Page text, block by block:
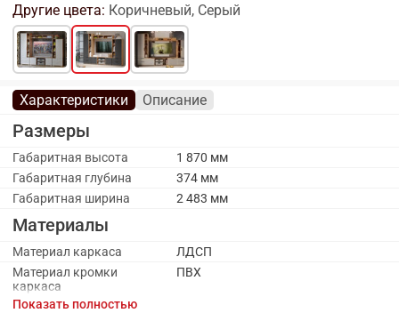
Другие цвета: Коричневый, Серый
Характеристики Описание
Размеры
Габаритная высота
1 870 мм
Габаритная глубина
374 мм
Габаритная ширина
2 483 мм
Материалы
Материал каркаса
ЛДСП
Материал кромки
каркаса
ПВХ
Материал ручек
Показать полностью